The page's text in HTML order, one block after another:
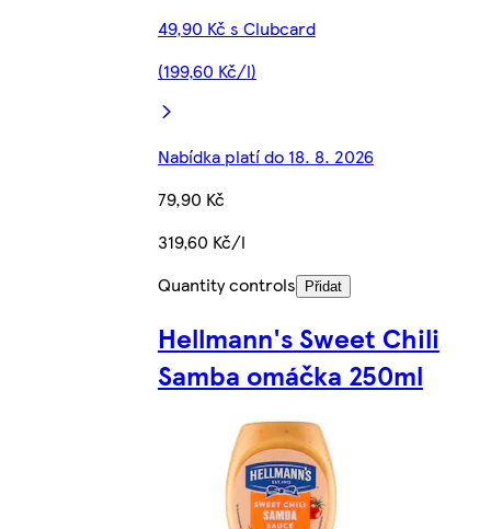
49,90 Kč s Clubcard
(199,60 Kč/l)
Nabídka platí do 18. 8. 2026
79,90 Kč
319,60 Kč/l
Quantity controls
Přidat
Hellmann's Sweet Chili
Samba omáčka 250ml